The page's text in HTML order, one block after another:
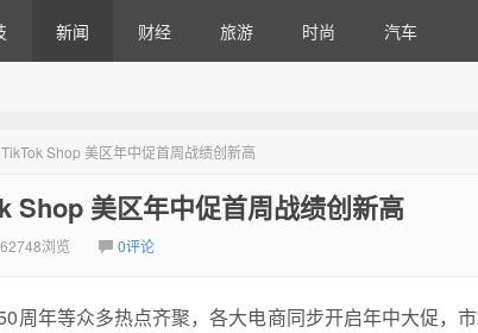
新闻 财经 旅游 时尚 汽车
Shop 美区年中促首周战绩创新高
Shop 美区年中促首周战绩创新高
62748浏览 0评论
年等众多热点齐聚，各大电商同步开启年中大促，市